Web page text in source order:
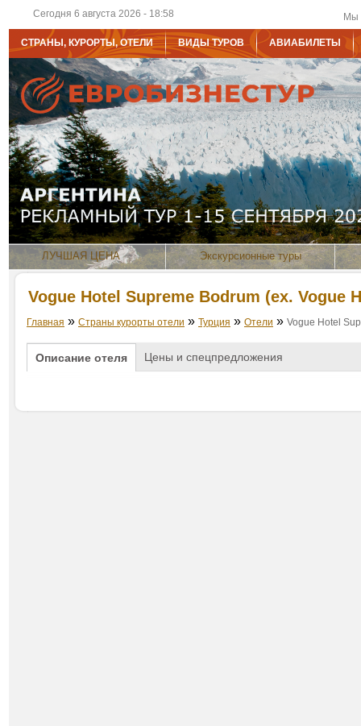
Сегодня 6 августа 2026 - 18:58 Мы
СТРАНЫ, КУРОРТЫ, ОТЕЛИ ВИДЫ ТУРОВ АВИАБИЛЕТЫ
ЛУЧШАЯ ЦЕНА Экскурсионные туры
Vogue Hotel Supreme Bodrum (ex. Vogue
Главная » Страны курорты отели » Турция » Отели » Vogue Hotel
Описание отеля Цены и спецпредложения